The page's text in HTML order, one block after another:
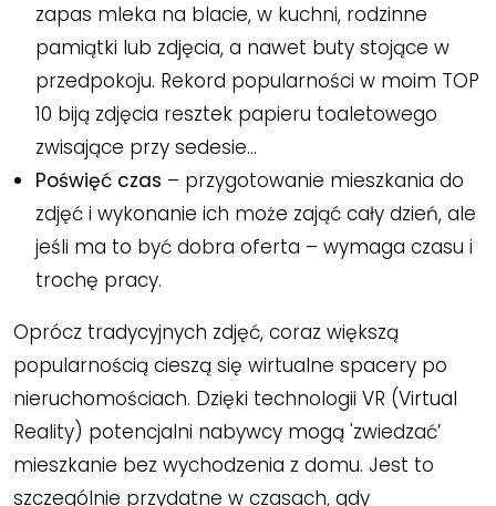
zapas mleka na blacie, w kuchni, rodzinne
pamiątki lub zdjęcia, a nawet buty stojące w
przedpokoju. Rekord popularności w moim TOP
10 biją zdjęcia resztek papieru toaletowego
zwisające przy sedesie…
Poświęć czas – przygotowanie mieszkania do
zdjęć i wykonanie ich może zająć cały dzień, ale
jeśli ma to być dobra oferta – wymaga czasu i
trochę pracy.
Oprócz tradycyjnych zdjęć, coraz większą
popularnością cieszą się wirtualne spacery po
nieruchomościach. Dzięki technologii VR (Virtual
Reality) potencjalni nabywcy mogą 'zwiedzać’
mieszkanie bez wychodzenia z domu. Jest to
szczególnie przydatne w czasach, gdy